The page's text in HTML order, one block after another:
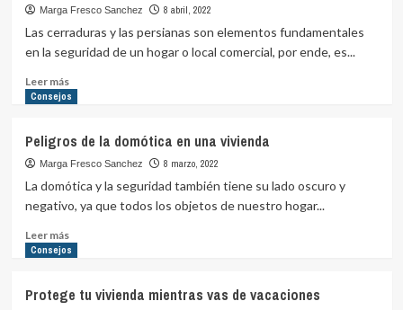
secure
vs.
safe
elegir?
Marga Fresco Sanchez 8 abril, 2022
Las cerraduras y las persianas son elementos fundamentales
en la seguridad de un hogar o local comercial, por ende, es...
Leer másLeer
más
para
contratar
un
en
cerraduras
y
Consejos
Peligros de la domótica en una vivienda
Marga Fresco Sanchez 8 marzo, 2022
La domótica y la seguridad también tiene su lado oscuro y
negativo, ya que todos los objetos de nuestro hogar...
Leer másLeer
más
de
Consejos
Protege tu vivienda mientras vas de vacaciones